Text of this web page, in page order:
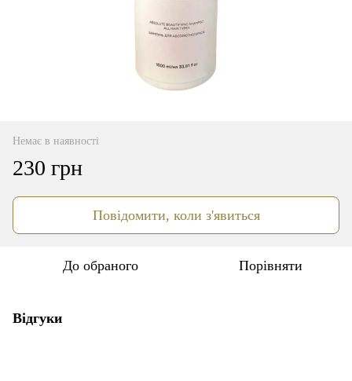
Немає в наявності
230 грн
Повідомити, коли з'явиться
До обраного Порівняти
Відгуки